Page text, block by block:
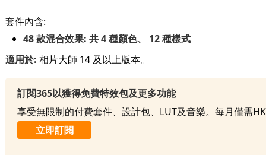
套件內含:
48 款混合效果: 共 4 種顏色、 12 種樣式
適用於: 相片大師 14 及以上版本。
訂閱365以獲得免費特效包及更多功能
享受無限制的付費套件、設計包、LUT及音樂。每月僅需
立即訂閱